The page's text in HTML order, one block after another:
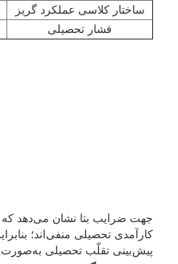
ساختار کلاسی عملکرد گریز
فشار تحصیلی
جهت ضرایب بتا نشان می‌دهد
کارآمدی تحصیلی منفی‌اند؛
پیش‌بینی تقلّب تحصیلی